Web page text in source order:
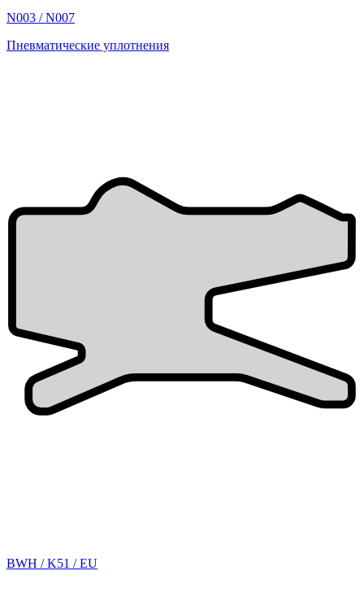
N003 / N007
Пневматические уплотнения
BWH / K51 / EU